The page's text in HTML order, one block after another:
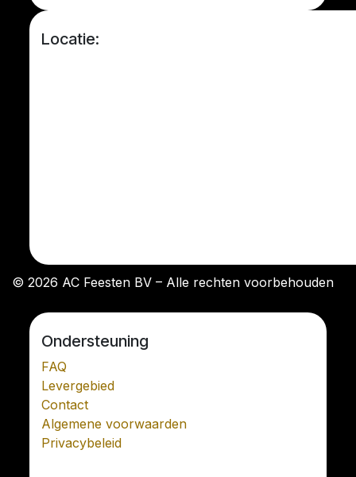
Locatie:
© 2026 AC Feesten BV – Alle rechten voorbehouden
Ondersteuning
FAQ
Levergebied
Contact
Algemene voorwaarden
Privacybeleid